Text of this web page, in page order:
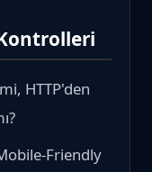
HTTP'den
Friendly